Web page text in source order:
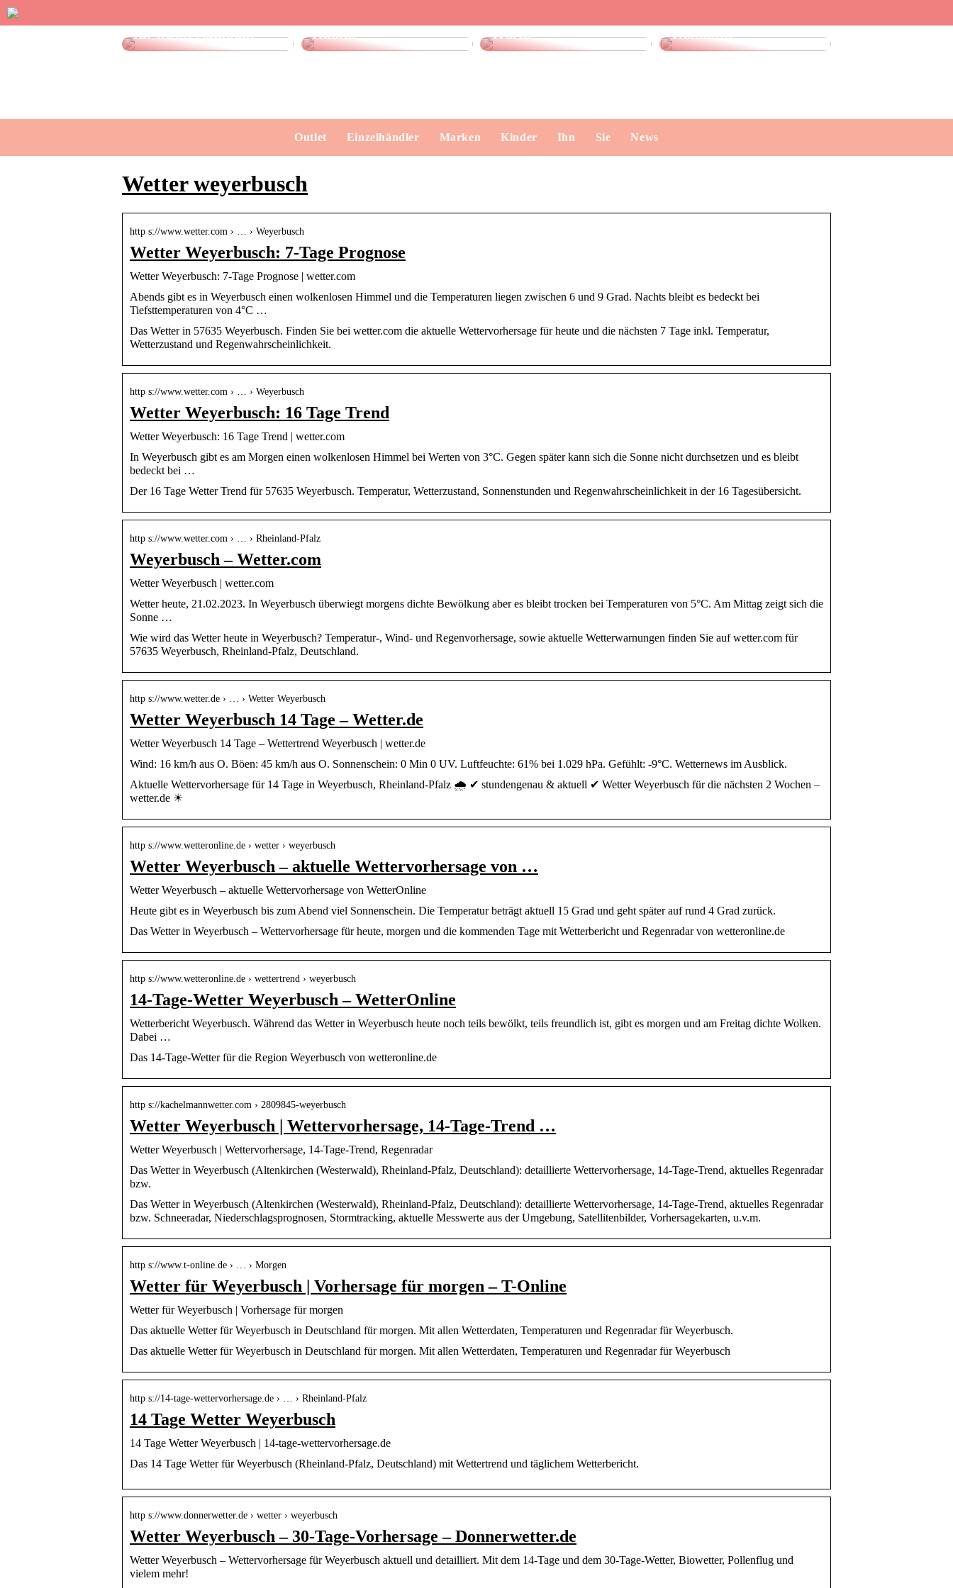
für Ihren Haushalt
Küche
Werte
vielseitig
Outlet Einzelhändler Marken Kinder Ihn Sie News
Wetter weyerbusch
http s://www.wetter.com › … › Weyerbusch
Wetter Weyerbusch: 7-Tage Prognose
Wetter Weyerbusch: 7-Tage Prognose | wetter.com
Abends gibt es in Weyerbusch einen wolkenlosen Himmel und die Temperaturen liegen zwischen 6 und 9 Grad. Nachts bleibt es bedeckt bei
Tiefsttemperaturen von 4°C …
Das Wetter in 57635 Weyerbusch. Finden Sie bei wetter.com die aktuelle Wettervorhersage für heute und die nächsten 7 Tage inkl. Temperatur,
Wetterzustand und Regenwahrscheinlichkeit.
http s://www.wetter.com › … › Weyerbusch
Wetter Weyerbusch: 16 Tage Trend
Wetter Weyerbusch: 16 Tage Trend | wetter.com
In Weyerbusch gibt es am Morgen einen wolkenlosen Himmel bei Werten von 3°C. Gegen später kann sich die Sonne nicht durchsetzen und es bleibt
bedeckt bei …
Der 16 Tage Wetter Trend für 57635 Weyerbusch. Temperatur, Wetterzustand, Sonnenstunden und Regenwahrscheinlichkeit in der 16 Tagesübersicht.
http s://www.wetter.com › … › Rheinland-Pfalz
Weyerbusch – Wetter.com
Wetter Weyerbusch | wetter.com
Wetter heute, 21.02.2023. In Weyerbusch überwiegt morgens dichte Bewölkung aber es bleibt trocken bei Temperaturen von 5°C. Am Mittag zeigt sich die
Sonne …
Wie wird das Wetter heute in Weyerbusch? Temperatur-, Wind- und Regenvorhersage, sowie aktuelle Wetterwarnungen finden Sie auf wetter.com für
57635 Weyerbusch, Rheinland-Pfalz, Deutschland.
http s://www.wetter.de › … › Wetter Weyerbusch
Wetter Weyerbusch 14 Tage – Wetter.de
Wetter Weyerbusch 14 Tage – Wettertrend Weyerbusch | wetter.de
Wind: 16 km/h aus O. Böen: 45 km/h aus O. Sonnenschein: 0 Min 0 UV. Luftfeuchte: 61% bei 1.029 hPa. Gefühlt: -9°C. Wetternews im Ausblick.
Aktuelle Wettervorhersage für 14 Tage in Weyerbusch, Rheinland-Pfalz 🌧️ ✔ stundengenau & aktuell ✔ Wetter Weyerbusch für die nächsten 2 Wochen –
wetter.de ☀
http s://www.wetteronline.de › wetter › weyerbusch
Wetter Weyerbusch – aktuelle Wettervorhersage von …
Wetter Weyerbusch – aktuelle Wettervorhersage von WetterOnline
Heute gibt es in Weyerbusch bis zum Abend viel Sonnenschein. Die Temperatur beträgt aktuell 15 Grad und geht später auf rund 4 Grad zurück.
Das Wetter in Weyerbusch – Wettervorhersage für heute, morgen und die kommenden Tage mit Wetterbericht und Regenradar von wetteronline.de
http s://www.wetteronline.de › wettertrend › weyerbusch
14-Tage-Wetter Weyerbusch – WetterOnline
Wetterbericht Weyerbusch. Während das Wetter in Weyerbusch heute noch teils bewölkt, teils freundlich ist, gibt es morgen und am Freitag dichte Wolken.
Dabei …
Das 14-Tage-Wetter für die Region Weyerbusch von wetteronline.de
http s://kachelmannwetter.com › 2809845-weyerbusch
Wetter Weyerbusch | Wettervorhersage, 14-Tage-Trend …
Wetter Weyerbusch | Wettervorhersage, 14-Tage-Trend, Regenradar
Das Wetter in Weyerbusch (Altenkirchen (Westerwald), Rheinland-Pfalz, Deutschland): detaillierte Wettervorhersage, 14-Tage-Trend, aktuelles Regenradar
bzw.
Das Wetter in Weyerbusch (Altenkirchen (Westerwald), Rheinland-Pfalz, Deutschland): detaillierte Wettervorhersage, 14-Tage-Trend, aktuelles Regenradar
bzw. Schneeradar, Niederschlagsprognosen, Stormtracking, aktuelle Messwerte aus der Umgebung, Satellitenbilder, Vorhersagekarten, u.v.m.
http s://www.t-online.de › … › Morgen
Wetter für Weyerbusch | Vorhersage für morgen – T-Online
Wetter für Weyerbusch | Vorhersage für morgen
Das aktuelle Wetter für Weyerbusch in Deutschland für morgen. Mit allen Wetterdaten, Temperaturen und Regenradar für Weyerbusch.
Das aktuelle Wetter für Weyerbusch in Deutschland für morgen. Mit allen Wetterdaten, Temperaturen und Regenradar für Weyerbusch
http s://14-tage-wettervorhersage.de › … › Rheinland-Pfalz
14 Tage Wetter Weyerbusch
14 Tage Wetter Weyerbusch | 14-tage-wettervorhersage.de
Das 14 Tage Wetter für Weyerbusch (Rheinland-Pfalz, Deutschland) mit Wettertrend und täglichem Wetterbericht.
http s://www.donnerwetter.de › wetter › weyerbusch
Wetter Weyerbusch – 30-Tage-Vorhersage – Donnerwetter.de
Wetter Weyerbusch – Wettervorhersage für Weyerbusch aktuell und detailliert. Mit dem 14-Tage und dem 30-Tage-Wetter, Biowetter, Pollenflug und
vielem mehr!